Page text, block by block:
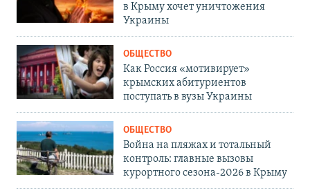
в Крыму хочет уничтожения
Украины
ОБЩЕСТВО
Как Россия «мотивирует»
крымских абитуриентов
поступать в вузы Украины
ОБЩЕСТВО
Война на пляжах и тотальный
контроль: главные вызовы
курортного сезона-2026 в Крыму